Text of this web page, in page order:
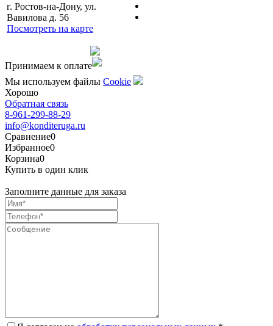
г. Ростов-на-Дону, ул.
Вавилова д. 56
Посмотреть на карте
Принимаем к оплате
Мы используем файлы Сookie
Хорошо
Обратная связь
8-961-299-88-29
info@konditeruga.ru
Сравнение0
Избранное0
Корзина0
Купить в один клик
Заполните данные для заказа